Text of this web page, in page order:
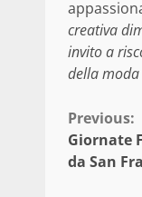
creativa
invito a
della
Previous:
Giornate
da San